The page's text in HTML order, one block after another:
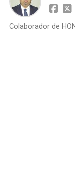
Colaborador de